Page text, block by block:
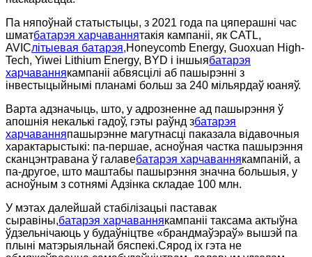
Па няпоўнай статыстыцы, з 2021 года па цяперашні час
шматбатарэя харчаваннятакія кампаніі, як CATL,
AVICлітыевая батарэя,Honeycomb Energy, Guoxuan High-
Tech, Yiwei Lithium Energy, BYD і іншыябатарэя
харчаваннякампаніі абвясцілі аб пашырэнні з
інвестыцыйнымі планамі больш за 240 мільярдаў юаняў.
Варта адзначыць, што, у адрозненне ад пашырэння ў
апошнія некалькі гадоў, гэты раўнд збатарэя
харчаванняпашырэнне магутнасці паказала відавочныя
характарыстыкі: па-першае, асноўная частка пашырэння
сканцэнтравана ў галавебатарэя харчаваннякампаній, а
па-другое, што маштабы пашырэння значна большыя, у
асноўным з сотнямі Адзінка складае 100 млн.
У мэтах далейшай стабілізацыі паставак
сыравіны,батарэя харчаваннякампаніі таксама актыўна
ўдзельнічаюць у будаўніцтве «брандмаўэраў» вышэй па
плыні матэрыяльнай бяспекі.Сярод іх гэта не